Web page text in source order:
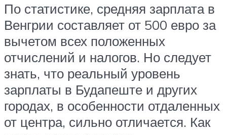
По статистике, средняя зарплата в
Венгрии составляет от 500 евро за
вычетом всех положенных
отчислений и налогов. Но следует
знать, что реальный уровень
зарплаты в Будапеште и других
городах, в особенности отдаленных
от центра, сильно отличается. Как